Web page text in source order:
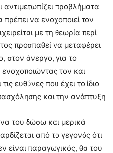
αντιμετωπίζει προβλήματα
να ενοχοποιεί τον
με τη θεωρία περί
προσπαθεί να μεταφέρει
στον άνεργο, για το
τον και
ευθύνες που έχει το ίδιο
και την ανάπτυξη
να του δώσω και μερικά
από το γεγονός ότι
είναι παραγωγικός, θα του